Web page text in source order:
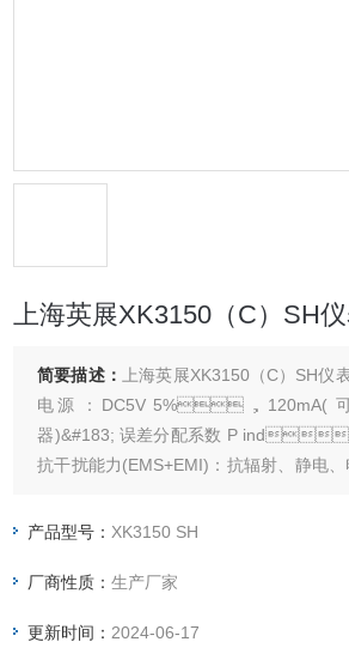
上海英展XK3150（C）SH
简要描述：
上海英展XK3150（C）SH仪
电源：DC5V 5%，
器)&#183; 误差分配系数 P ind
抗干扰能力(EMS+EMI)：抗辐射、静电
示屏幕，清晰易读&#183; 具有重量或数量预
(High、Low、O
产品型号： XK3150 SH
厂商性质：生产厂家
更新时间： 2024-06-17